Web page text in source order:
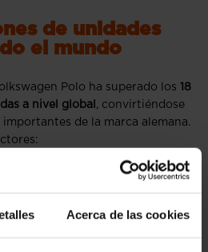
Acerca de las cookies
de unidades
el mundo
Polo ha superado los 18
a nivel global , convirtiéndose
de la marca alemana.
renunciar al confort en
versiones gasolina, diésel y, más
nuevas normativas